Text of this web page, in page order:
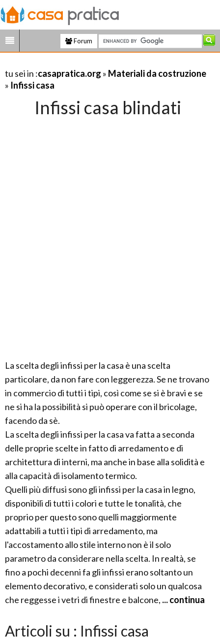
Forum
tu sei in :casapratica.org » Materiali da costruzione
» Infissi casa
Infissi casa blindati
La scelta degli infissi per la casa è una scelta
particolare, da non fare con leggerezza. Se ne trovano
in commercio di tutti i tipi, così come se si è bravi e se
ne si ha la possibilità si può operare con il bricolage,
facendo da sè.
La scelta degli infissi per la casa va fatta a seconda
delle proprie scelte in fatto di arredamento e di
architettura di interni, ma anche in base alla solidità e
alla capacità di isolamento termico.
Quelli più diffusi sono gli infissi per la casa in legno,
disponibili di tutti i colori e tutte le tonalità, che
proprio per questo sono quelli maggiormente
adattabili a tutti i tipi di arredamento, ma
l'accostamento allo stile interno non è il solo
parametro da considerare nella scelta. In realtà, se
fino a pochi decenni fa gli infissi erano soltanto un
elemento decorativo, e considerati solo un qualcosa
che reggesse i vetri di finestre e balcone, ... continua
Articoli su : Infissi casa